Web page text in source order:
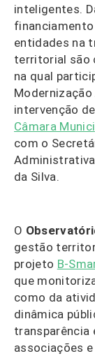
inteligentes.
entidades na
territorial são
na qual
Modernização
intervenção
Câmara
com o
da Silva.
O
gestão
projeto B-
que
como da
dinâmica
transparência
associações